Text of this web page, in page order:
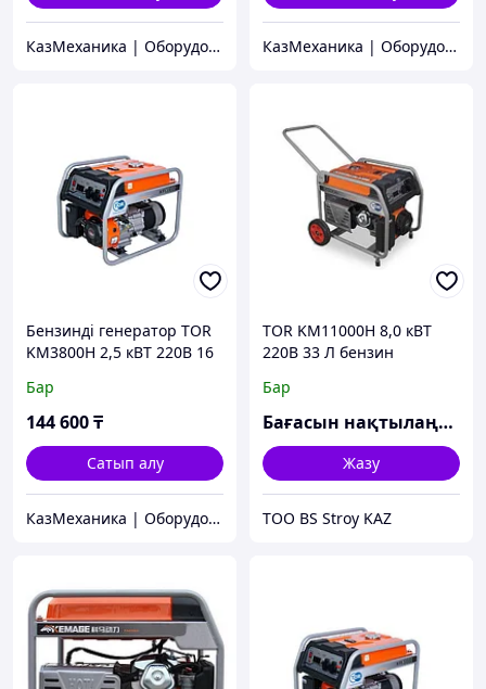
КазМеханика | Оборудование TOR КазМеханика | Оборудование TOR
Бензинді генератор TOR
KM3800H 2,5 кВТ 220В 16
Бар
144 600₸
Сатып алу
КазМеханика | Оборудование TOR
TOR KM11000H 8,0 кВТ
220В 33 Л бензин
түймесі мен дөңгелектері
бар
Бар
Бағасын нақтылаңыз
Жазу
ТОО BS Stroy KAZ